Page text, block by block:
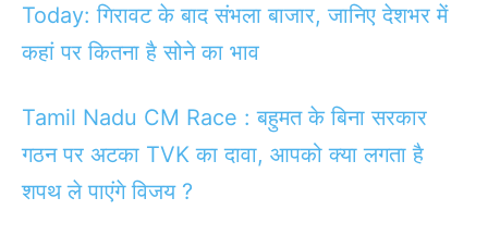
Today: गिरावट के बाद संभला बाजार, जानिए देशभर में
कहां पर कितना है सोने का भाव
Tamil Nadu CM Race : बहुमत के बिना सरकार
गठन पर अटका TVK का दावा, आपको क्या लगता है
शपथ ले पाएंगे विजय ?